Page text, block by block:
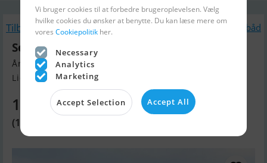
Tilbage Lignende Motorbåd
Sea Ray Sundancer 265 - Demo
Årgang 2022, Motorbåd til salg
Lidköping, Sverige
1.380.160 DKK
(1.995.000 SEK)
Vi bruger cookies til at forbedre brugeroplevelsen. Vælg
hvilke cookies du ønsker at benytte. Du kan læse mere om
vores Cookiepolitik her.
Necessary
Analytics
Marketing
Accept Selection Accept All